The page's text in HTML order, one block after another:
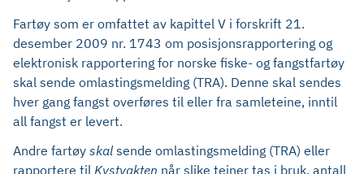
Fartøy som er omfattet av kapittel V i forskrift 21.
desember 2009 nr. 1743 om posisjonsrapportering og
elektronisk rapportering for norske fiske- og fangstfartøy
skal sende omlastingsmelding (TRA). Denne skal sendes
hver gang fangst overføres til eller fra samleteine, inntil
all fangst er levert.
Andre fartøy skal sende omlastingsmelding (TRA) eller
rapportere til Kystvakten når slike teiner tas i bruk, antall